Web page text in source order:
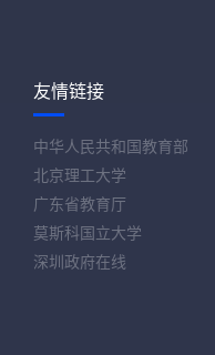
友情链接
中华人民共和国教育部
北京理工大学
广东省教育厅
莫斯科国立大学
深圳政府在线